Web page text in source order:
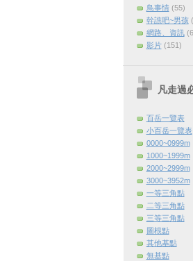
鳥事情 (55)
幹譙吧~男孩
網路、資訊
影片 (151)
凡走過
百岳一覽表
小百岳一覽表
0000~0999m
1000~1999m
2000~2999m
3000~3952m
一等三角點
二等三角點
三等三角點
圖根點
其他基點
無基點